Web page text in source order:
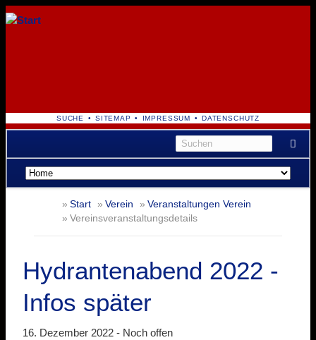
NAVIGATION
ÜBERSPRINGEN
SUCHE SITEMAP IMPRESSUM DATENSCHUTZ
Navigation
überspringen
Start Verein
Veranstaltungen Verein
Vereinsveranstaltungsdetails
Hydrantenabend 2022 -
Infos später
16. Dezember 2022 - Noch offen